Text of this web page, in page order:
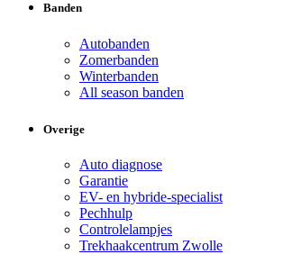
Banden
Autobanden
Zomerbanden
Winterbanden
All season banden
Overige
Auto diagnose
Garantie
EV- en hybride-specialist
Pechhulp
Controlelampjes
Trekhaakcentrum Zwolle